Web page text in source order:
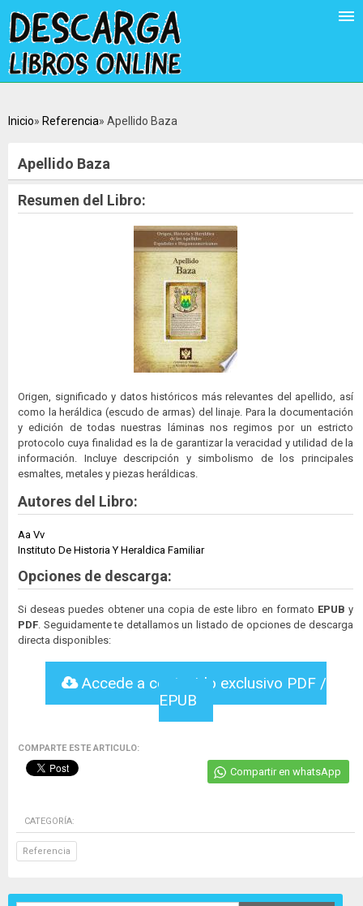
Inicio Referencia Apellido Baza
Apellido Baza
Resumen del Libro:
Origen, significado y datos históricos más relevantes del apellido, así
como la heráldica (escudo de armas) del linaje. Para la documentación
y edición de todas nuestras láminas nos regimos por un estricto
protocolo cuya finalidad es la de garantizar la veracidad y utilidad de la
información. Incluye descripción y simbolismo de los principales
esmaltes, metales y piezas heráldicas.
Autores del Libro:
Aa Vv
Instituto De Historia Y Heraldica Familiar
Opciones de descarga:
Si deseas puedes obtener una copia de este libro en formato EPUB y
PDF . Seguidamente te detallamos un listado de opciones de descarga
directa disponibles:
Accede a contenido exclusivo PDF /
EPUB
COMPARTE ESTE ARTICULO:
Compartir en whatsApp
CATEGORÍA:
Referencia